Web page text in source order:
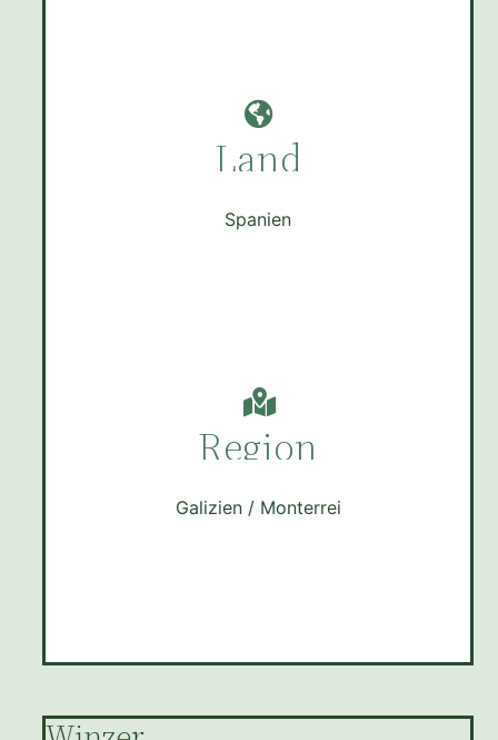
Land
Spanien
Region
Galizien / Monterrei